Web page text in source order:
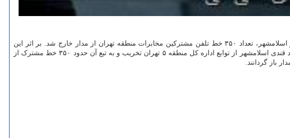
به گزارش پارس آی سی تی به نقل از مهر، مخابرات منطقه تهران اعلام نمود: به دلیل حفاری پیمانکار شرکت آب و فاضلاب در اسلامشهر، تعداد ۳۵۰ خط تلفن مشترکین مخابرات منطقه تهران از مدار خارج شد. بر اثر این
حادثه که بامداد امروز ۱۷ دیماه در بزرگراه آیت الله سعیدی، بین خیابان های دارالقرآن و کاشانی رخ داد، کابل ارتباطی مرکز شهید قندی اسلامشهر از توابع اداره کل منطقه ۵ تهران تخریب و به تبع آن حدود ۳۵۰ خط مشترک از
باز گردانند.